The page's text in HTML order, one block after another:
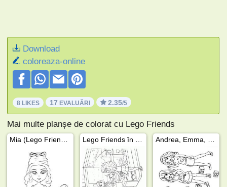
Download
coloreaza-online
8 LIKES 17 EVALUĂRI 2.35/5
Mai multe planșe de colorat cu Lego Friends